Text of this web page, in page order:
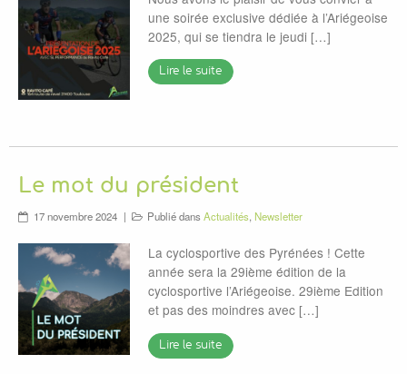
une soirée exclusive dédiée à l’Ariégeoise
2025, qui se tiendra le jeudi […]
Lire le suite
Le mot du président
17 novembre 2024 Publié dansActualités, Newsletter
La cyclosportive des Pyrénées ! Cette
année sera la 29ième édition de la
cyclosportive l’Ariégeoise. 29ième Edition
et pas des moindres avec […]
Lire le suite